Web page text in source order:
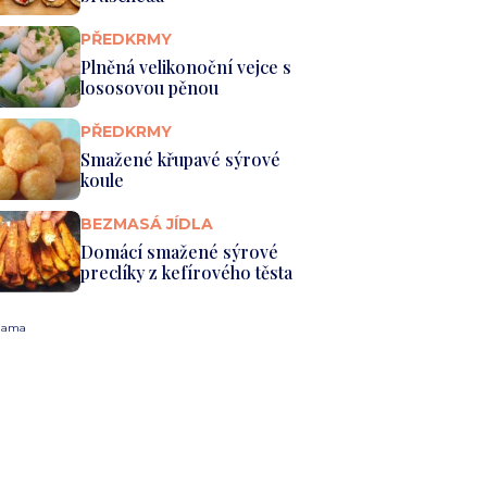
PŘEDKRMY
Plněná velikonoční vejce s
lososovou pěnou
PŘEDKRMY
Smažené křupavé sýrové
koule
BEZMASÁ JÍDLA
Domácí smažené sýrové
preclíky z kefírového těsta